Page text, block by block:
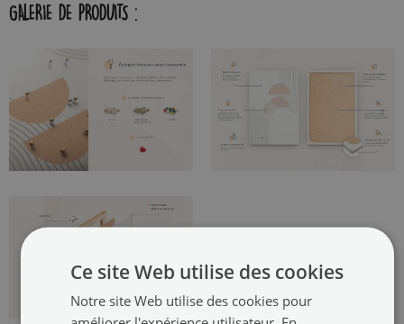
GALERIE DE PRODUITS :
Ce site Web utilise des cookies
Notre site Web utilise des cookies pour